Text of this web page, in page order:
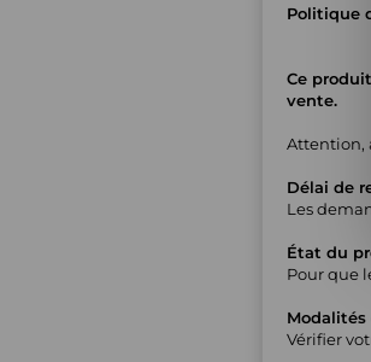
Politique
Ce
vente.
Attention,
Délai de
Les
État du
Pour que
Vérifier